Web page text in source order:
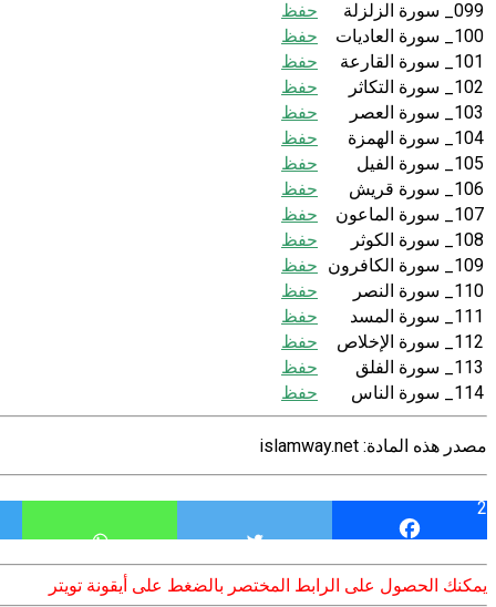
099_ سورة الزلزلة
حفظ
100_ سورة العاديات
حفظ
101_ سورة القارعة
حفظ
102_ سورة التكاثر
حفظ
103_ سورة العصر
حفظ
104_ سورة الهمزة
حفظ
105_ سورة الفيل
حفظ
106_ سورة قريش
حفظ
107_ سورة الماعون
حفظ
108_ سورة الكوثر
حفظ
109_ سورة الكافرون
حفظ
110_ سورة النصر
حفظ
111_ سورة المسد
حفظ
112_ سورة الإخلاص
حفظ
113_ سورة الفلق
حفظ
114_ سورة الناس
حفظ
مصدر هذه المادة: islamway.net
2
يمكنك الحصول على الرابط المختصر بالضغط على أيقونة تويتر